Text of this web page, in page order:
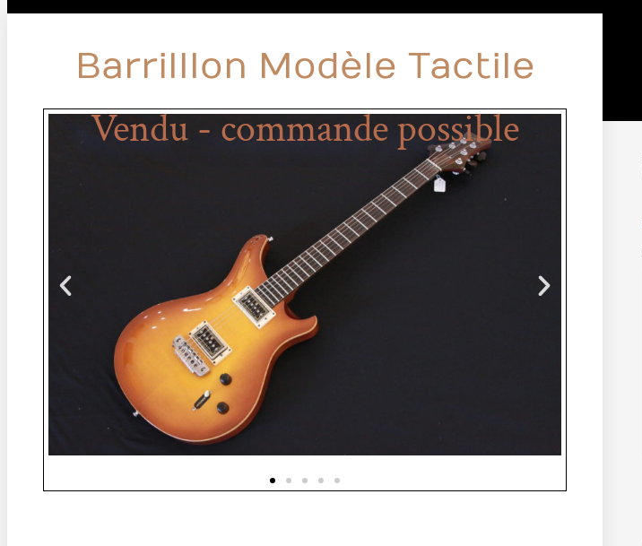
Vendu - commande possible
Barrilllon Modèle Tactile